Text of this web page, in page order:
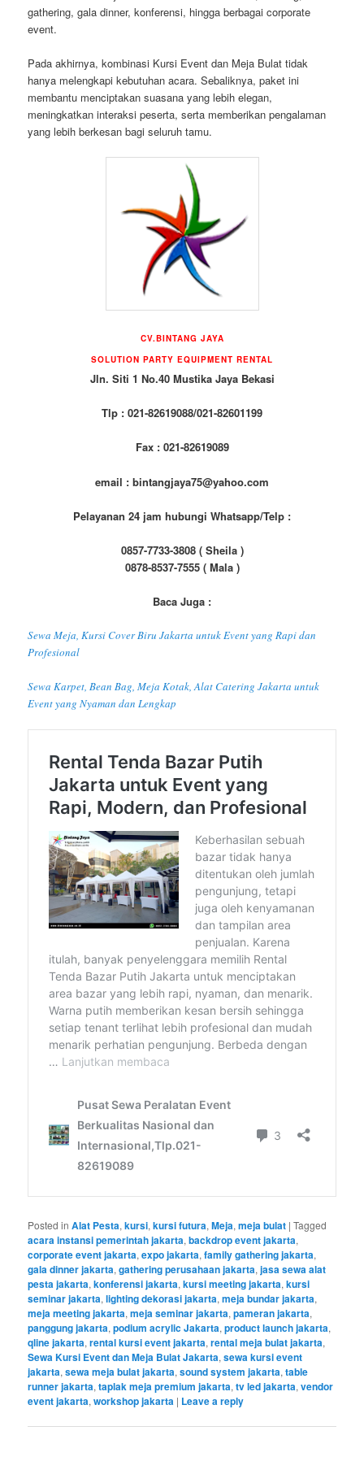
gathering, gala dinner, konferensi, hingga berbagai corporate
event.
Pada akhirnya, kombinasi Kursi Event dan Meja Bulat tidak
hanya melengkapi kebutuhan acara. Sebaliknya, paket ini
membantu menciptakan suasana yang lebih elegan,
meningkatkan interaksi peserta, serta memberikan pengalaman
yang lebih berkesan bagi seluruh tamu.
CV.BINTANG JAYA
SOLUTION PARTY EQUIPMENT RENTAL
Jln. Siti 1 No.40 Mustika Jaya Bekasi
Tlp : 021-82619088/021-82601199
Fax : 021-82619089
email : bintangjaya75@yahoo.com
Pelayanan 24 jam hubungi Whatsapp/Telp :
0857-7733-3808 ( Sheila )
0878-8537-7555 ( Mala )
Baca Juga :
Sewa Meja, Kursi Cover Biru Jakarta untuk Event yang Rapi dan
Profesional
Sewa Karpet, Bean Bag, Meja Kotak, Alat Catering Jakarta untuk
Event yang Nyaman dan Lengkap
Posted in Alat Pesta,kursi,kursi futura,Meja,meja bulat |Tagged
acara instansi pemerintah jakarta,backdrop event jakarta,
corporate event jakarta,expo jakarta,family gathering jakarta,
gala dinner jakarta,gathering perusahaan jakarta,jasa sewa alat
pesta jakarta,konferensi jakarta,kursi meeting jakarta,kursi
seminar jakarta,lighting dekorasi jakarta,meja bundar jakarta,
meja meeting jakarta,meja seminar jakarta,pameran jakarta,
panggung jakarta,podium acrylic Jakarta,product launch jakarta,
qline jakarta,rental kursi event jakarta,rental meja bulat jakarta,
Sewa Kursi Event dan Meja Bulat Jakarta,sewa kursi event
jakarta,sewa meja bulat jakarta,sound system jakarta,table
runner jakarta,taplak meja premium jakarta,tv led jakarta,vendor
event jakarta,workshop jakarta | Leave a reply